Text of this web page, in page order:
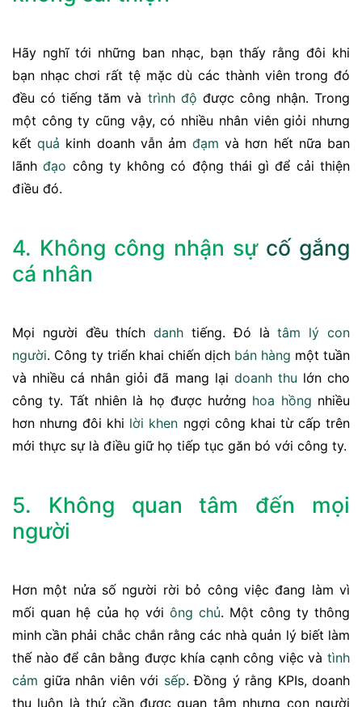
Hãy nghĩ tới những ban nhạc, bạn thấy rằng đôi khi
bạn nhạc chơi rất tệ mặc dù các thành viên trong đó
đều có tiếng tăm và trình độ được công nhận. Trong
một công ty cũng vậy, có nhiều nhân viên giỏi nhưng
kếtquả kinh doanh vẫn ảmđạm và hơn hết nữa ban
lãnhđạo công ty không có động thái gì để cải thiện
điều đó.
4. Không công nhận sự cố gắng
cá nhân
Mọi người đều thíchdanh tiếng. Đó làtâm lý con
người. Công ty triển khai chiến dịch bán hàng một tuần
và nhiều cá nhân giỏi đã mang lại doanh thu lớn cho
công ty. Tất nhiên là họ được hưởng hoa hồng nhiều
hơn nhưng đôi khi lời khen ngợi công khai từ cấp trên
mới thực sự là điều giữ họ tiếp tục găn bó với công ty.
5. Không quan tâm đến mọi
người
Hơn một nửa số người rời bỏ công việc đang làm vì
mối quan hệ của họ vớiông chủ. Một công ty thông
minh cần phải chắc chắn rằng các nhà quản lý biết làm
thế nào để cân bằng được khía cạnh công việc và tình
cảm giữa nhân viên với sếp. Đồng ý rằng KPIs, doanh
thu luôn là thứ cần được quan tâm nhưng con người